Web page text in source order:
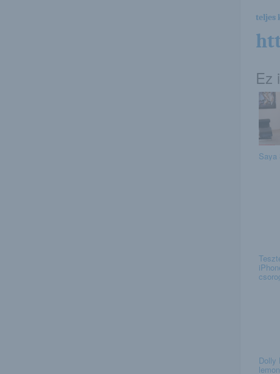
teljes
Ez
Saya
Dolly